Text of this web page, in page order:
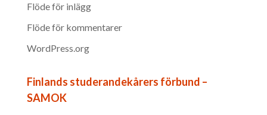
Flöde för inlägg
Flöde för kommentarer
WordPress.org
Finlands studerandekårers förbund –
SAMOK